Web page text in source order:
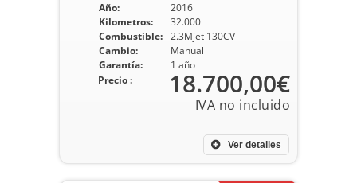
Año:
2016
Kilometros:
32.000
Combustible:
2.3Mjet 130CV
Cambio:
Manual
Garantía:
1 año
Ver detalles
Precio : 18.700,00€